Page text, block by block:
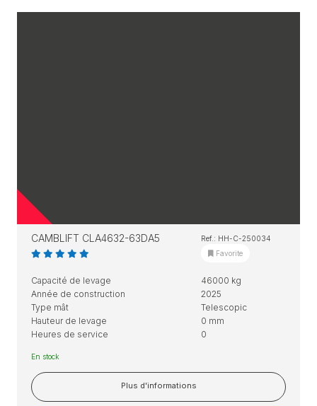
CAMBLIFT CLA4632-63DA5
Ref.: HH-C-250034
Favorite
Capacité de levage
46000 kg
Année de construction
2025
Type mât
Telescopic
Hauteur de levage
0 mm
Heures de service
0
En stock
Plus d'informations